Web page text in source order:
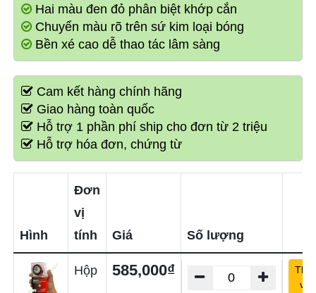
Hai màu đen đỏ phân biệt khớp cắn
Chuyển màu rõ trên sứ kim loại bóng
Bền xé cao dễ thao tác lâm sàng
Cam kết hàng chính hãng
Giao hàng toàn quốc
Hỗ trợ 1 phần phí ship cho đơn từ 2 triệu
Hỗ trợ hóa đơn, chứng từ
Hình
Đơn
vị
tính
Giá Số lượng
Hộp 585,000₫
vào